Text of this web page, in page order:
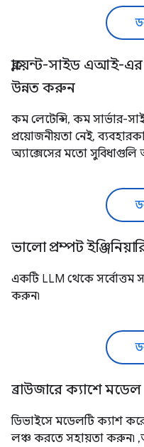
ক্লায়েন্ট-সাইড এআই-
উন্নত করুন
কম লেটেন্সি, কম সার্ভার-
প্রয়োজনীয়তা নেই,
অ্যাক্সেসের মতো সুবিধাগুলি
ভালো প্রম্পট
একটি LLM থেকে সর্বোত্তম
করুন৷
ব্রাউজারে ক্যাশে মডেল
ডিভাইসে মডেলটি ক্যাশ
লঞ্চ করতে সহায়তা করুন৷